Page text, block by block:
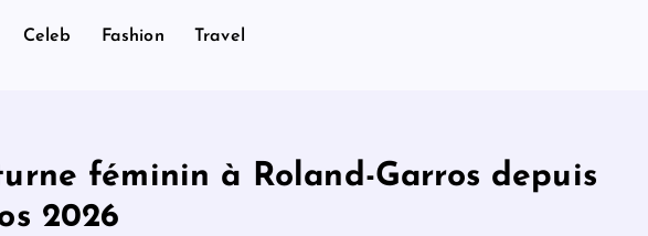
Celeb Fashion Travel
féminin à Roland-Garros depuis
2026